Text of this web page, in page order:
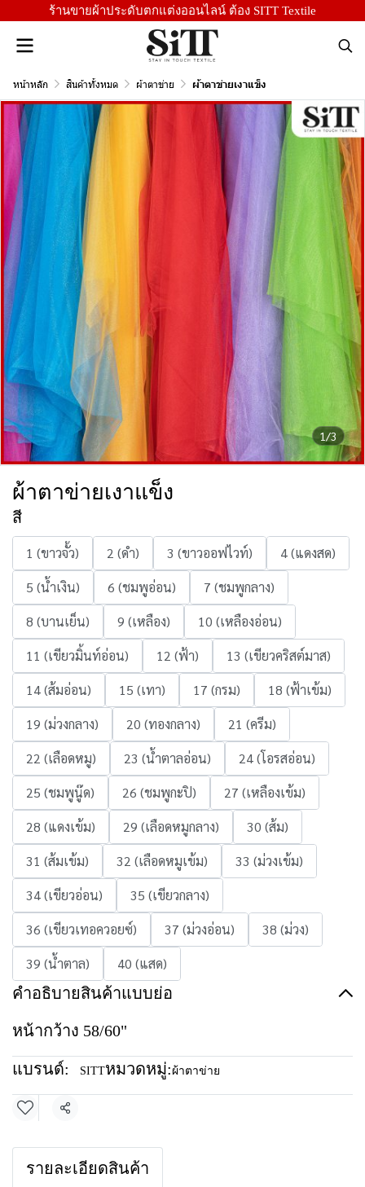
ร้านขายผ้าประดับตกแต่งออนไลน์ ต้อง SITT Textile
หน้าหลัก สินค้าทั้งหมด ผ้าตาข่าย ผ้าตาข่ายเงาแข็ง
1/3
ผ้าตาข่ายเงาแข็ง
สี
1 (ขาวจั้ว) 2 (ดำ) 3 (ขาวออฟไวท์)
4 (แดงสด)
5 (น้ำเงิน)
6 (ชมพูอ่อน)
7 (ชมพูกลาง)
8 (บานเย็น)
9 (เหลือง)
10 (เหลืองอ่อน)
11 (เขียวมิ้นท์อ่อน)
12 (ฟ้า)
13 (เขียวคริสต์มาส)
14 (ส้มอ่อน)
15 (เทา) 17 (กรม)
18 (ฟ้าเข้ม)
19 (ม่วงกลาง)
20 (ทองกลาง)
21 (ครีม)
22 (เลือดหมู)
23 (น้ำตาลอ่อน)
24 (โอรสอ่อน)
25 (ชมพูนู๊ด)
26 (ชมพูกะปิ)
27 (เหลืองเข้ม)
28 (แดงเข้ม)
29 (เลือดหมูกลาง)
30 (ส้ม)
31 (ส้มเข้ม)
32 (เลือดหมูเข้ม)
33 (ม่วงเข้ม)
34 (เขียวอ่อน)
35 (เขียวกลาง)
36 (เขียวเทอควอยซ์)
37 (ม่วงอ่อน)
38 (ม่วง)
39 (น้ำตาล)
40 (แสด)
คำอธิบายสินค้าแบบย่อ
หน้ากว้าง 58/60"
แบรนด์: SITTหมวดหมู่: ผ้าตาข่าย
แชร์
รายละเอียดสินค้า